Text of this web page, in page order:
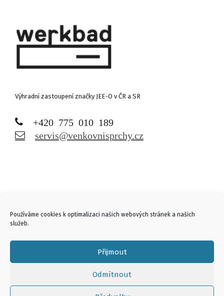
Používáme cookies k optimalizaci našich webových stránek a našich
služeb.
Přijmout
Odmítnout
Výhradní zastoupení značky JEE-O v ČR a SR
+420 775 010 189
servis@venkovnisprchy.cz
Links